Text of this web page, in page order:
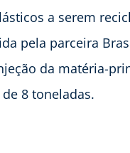
a serem
pela parceira
da matéria-
8 toneladas.